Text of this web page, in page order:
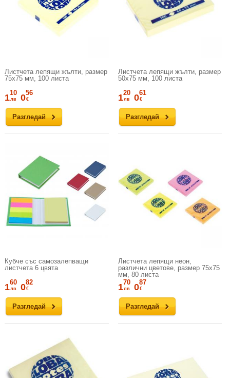
Листчета лепящи жълти, размер
75х75 мм, 100 листа
Разгледай
110
лв 056
€
Листчета лепящи жълти, размер
50х75 мм, 100 листа
Разгледай
120
лв 061
€
Кубче със самозалепващи
листчета 6 цвята
Разгледай
160
лв 082
€
Листчета лепящи неон,
различни цветове, размер 75х75
мм, 80 листа
Разгледай
170
лв 087
€